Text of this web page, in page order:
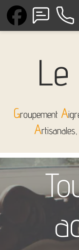
Le
Groupement A
Artisanales,